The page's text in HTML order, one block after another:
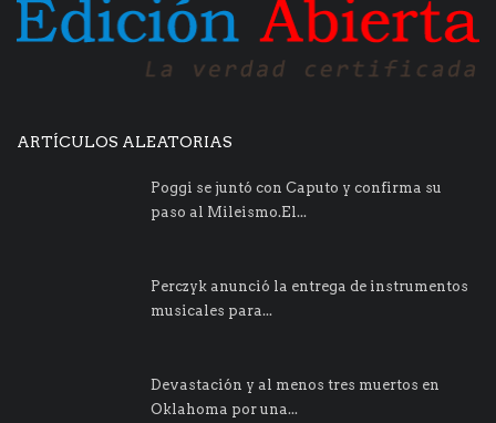
ARTÍCULOS ALEATORIAS
Poggi se juntó con Caputo y confirma su
paso al Mileismo.El...
Perczyk anunció la entrega de instrumentos
musicales para...
Devastación y al menos tres muertos en
Oklahoma por una...